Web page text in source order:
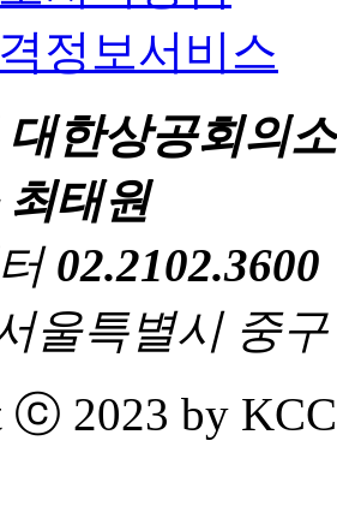
정보서비스
대한상공회의소
최태원
02.2102.3600
울특별시 중
ⓒ 2023 by